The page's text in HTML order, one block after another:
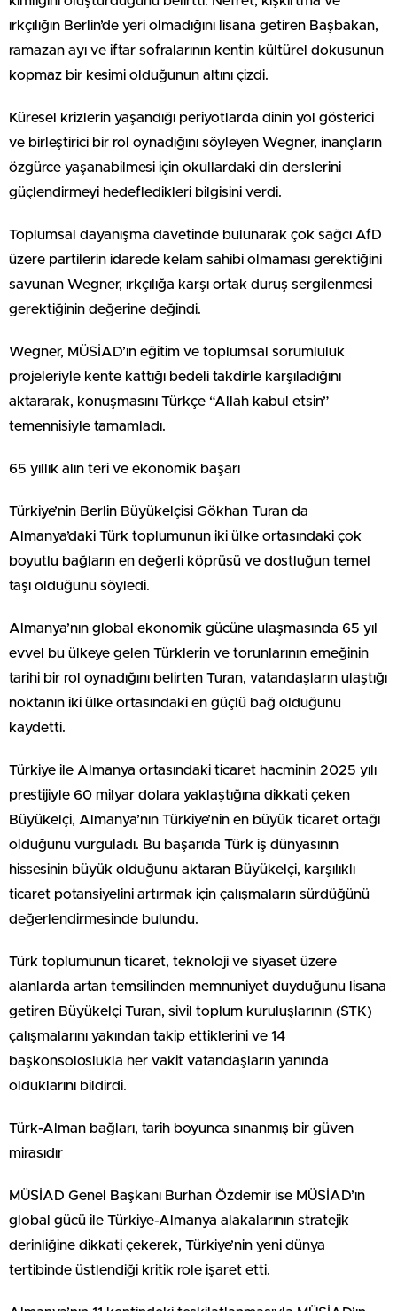
ırkçılığın Berlin’de yeri olmadığını lisana getiren Başbakan,
ramazan ayı ve iftar sofralarının kentin kültürel dokusunun
kopmaz bir kesimi olduğunun altını çizdi.
Küresel krizlerin yaşandığı periyotlarda dinin yol gösterici
ve birleştirici bir rol oynadığını söyleyen Wegner, inançların
özgürce yaşanabilmesi için okullardaki din derslerini
güçlendirmeyi hedefledikleri bilgisini verdi.
Toplumsal dayanışma davetinde bulunarak çok sağcı AfD
üzere partilerin idarede kelam sahibi olmaması gerektiğini
savunan Wegner, ırkçılığa karşı ortak duruş sergilenmesi
gerektiğinin değerine değindi.
Wegner, MÜSİAD’ın eğitim ve toplumsal sorumluluk
projeleriyle kente kattığı bedeli takdirle karşıladığını
aktararak, konuşmasını Türkçe “Allah kabul etsin”
temennisiyle tamamladı.
65 yıllık alın teri ve ekonomik başarı
Türkiye’nin Berlin Büyükelçisi Gökhan Turan da
Almanya’daki Türk toplumunun iki ülke ortasındaki çok
boyutlu bağların en değerli köprüsü ve dostluğun temel
taşı olduğunu söyledi.
Almanya’nın global ekonomik gücüne ulaşmasında 65 yıl
evvel bu ülkeye gelen Türklerin ve torunlarının emeğinin
tarihi bir rol oynadığını belirten Turan, vatandaşların ulaştığı
noktanın iki ülke ortasındaki en güçlü bağ olduğunu
kaydetti.
Türkiye ile Almanya ortasındaki ticaret hacminin 2025 yılı
prestijiyle 60 milyar dolara yaklaştığına dikkati çeken
Büyükelçi, Almanya’nın Türkiye’nin en büyük ticaret ortağı
olduğunu vurguladı. Bu başarıda Türk iş dünyasının
hissesinin büyük olduğunu aktaran Büyükelçi, karşılıklı
ticaret potansiyelini artırmak için çalışmaların sürdüğünü
değerlendirmesinde bulundu.
Türk toplumunun ticaret, teknoloji ve siyaset üzere
alanlarda artan temsilinden memnuniyet duyduğunu lisana
getiren Büyükelçi Turan, sivil toplum kuruluşlarının (STK)
çalışmalarını yakından takip ettiklerini ve 14
başkonsoloslukla her vakit vatandaşların yanında
olduklarını bildirdi.
Türk-Alman bağları, tarih boyunca sınanmış bir güven
mirasıdır
MÜSİAD Genel Başkanı Burhan Özdemir ise MÜSİAD’ın
global gücü ile Türkiye-Almanya alakalarının stratejik
derinliğine dikkati çekerek, Türkiye’nin yeni dünya
tertibinde üstlendiği kritik role işaret etti.